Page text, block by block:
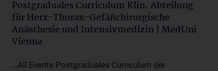
Postgraduales Curriculum Klin. Abteilung
für Herz-Thorax-Gefäßchirurgische
Anästhesie und Intensivmedizin | MedUni
Vienna
...All Events Postgraduales Curriculum der